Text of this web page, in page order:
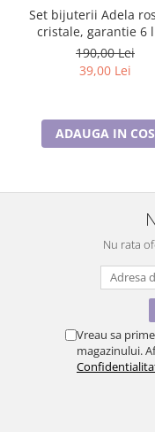
Set bijuterii Adela
cristale, garantie 6
190,00 Lei
39,00 Lei
ADAUGA IN COS
Nu rata
Vreau sa
magazinului.